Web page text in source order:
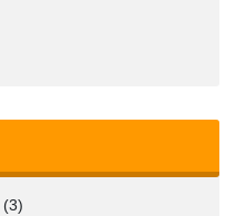
(3)